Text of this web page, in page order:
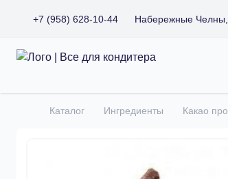
+7 (958) 628-10-44 Набережные
Все для кондитера
Главная
Каталог Ингредиенты Какао